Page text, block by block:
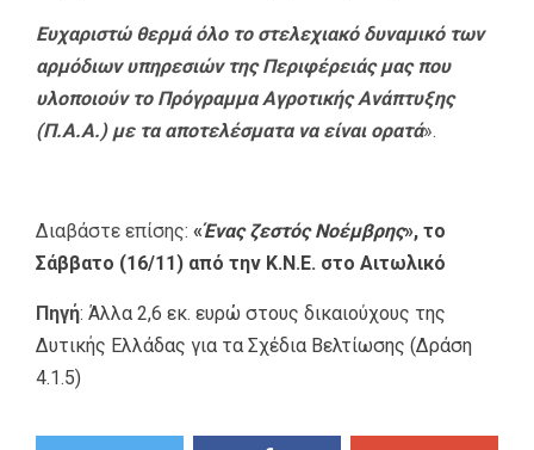
Ευχαριστώ θερμά όλο το στελεχιακό δυναμικό των
αρμόδιων υπηρεσιών της Περιφέρειάς μας που
υλοποιούν το Πρόγραμμα Αγροτικής Ανάπτυξης
(Π.Α.Α.) με τα αποτελέσματα να είναι ορατά».
Διαβάστε επίσης: «Ένας ζεστός Νοέμβρης», το
Σάββατο (16/11) από την Κ.Ν.Ε. στο Αιτωλικό
Πηγή: Άλλα 2,6 εκ. ευρώ στους δικαιούχους της
Δυτικής Ελλάδας για τα Σχέδια Βελτίωσης (Δράση
4.1.5)